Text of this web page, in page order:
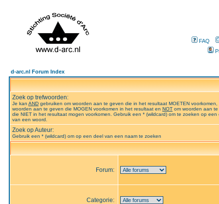
FAQ
d-arc.nl Forum Index
Zoek op trefwoorden:
Je kan AND gebruiken om woorden aan te geven die in het resultaat MOETEN voorkomen,
woorden aan te geven die MOGEN voorkomen in het resultaat en NOT om woorden aan
die NIET in het resultaat mogen voorkomen. Gebruik een * (wildcard) om te zoeken op een
van een woord.
Zoek op Auteur:
Gebruik een * (wildcard) om op een deel van een naam te zoeken
Forum:
Categorie: